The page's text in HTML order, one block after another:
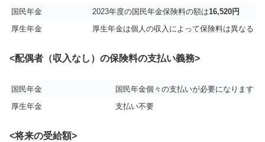
国民年金 2023年度の国民年金保険料の額は16,520円
厚生年金
厚生年金は個人の収入によって保険料は異なる
<配偶者（収入なし）の保険料の支払い義務>
国民年金
国民年金個々の支払いが必要になります
厚生年金
支払い不要
<将来の受給額>